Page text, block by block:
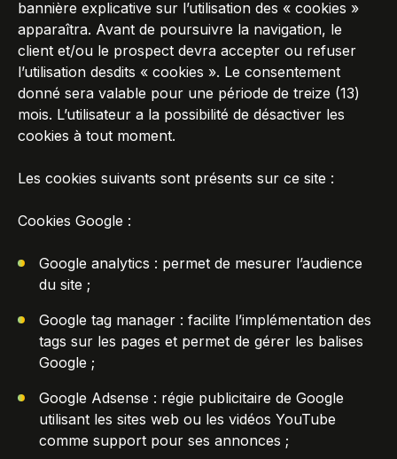
bannière explicative sur l’utilisation des « cookies »
apparaîtra. Avant de poursuivre la navigation, le
client et/ou le prospect devra accepter ou refuser
l’utilisation desdits « cookies ». Le consentement
donné sera valable pour une période de treize (13)
mois. L’utilisateur a la possibilité de désactiver les
cookies à tout moment.
Les cookies suivants sont présents sur ce site :
Cookies Google :
Google analytics : permet de mesurer l’audience
du site ;
Google tag manager : facilite l’implémentation des
tags sur les pages et permet de gérer les balises
Google ;
Google Adsense : régie publicitaire de Google
utilisant les sites web ou les vidéos YouTube
comme support pour ses annonces ;